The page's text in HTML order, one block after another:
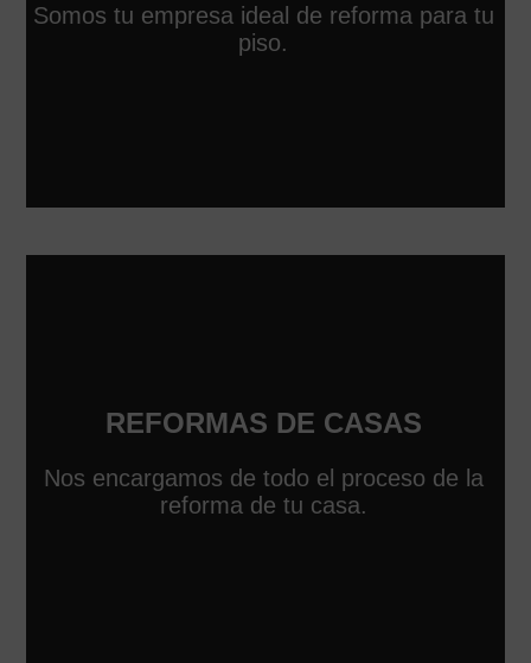
Somos tu empresa ideal de reforma para tu
piso.
REFORMAS DE CASAS
Nos encargamos de todo el proceso de la
reforma de tu casa.